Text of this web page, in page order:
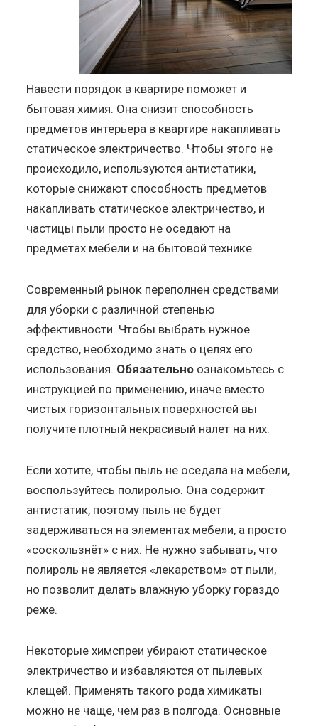
Навести порядок в квартире поможет и
бытовая химия. Она снизит способность
предметов интерьера в квартире накапливать
статическое электричество. Чтобы этого не
происходило, используются антистатики,
которые снижают способность предметов
накапливать статическое электричество, и
частицы пыли просто не оседают на
предметах мебели и на бытовой технике.
Современный рынок переполнен средствами
для уборки с различной степенью
эффективности. Чтобы выбрать нужное
средство, необходимо знать о целях его
использования. Обязательно ознакомьтесь с
инструкцией по применению, иначе вместо
чистых горизонтальных поверхностей вы
получите плотный некрасивый налет на них.
Если хотите, чтобы пыль не оседала на мебели,
воспользуйтесь полиролью. Она содержит
антистатик, поэтому пыль не будет
задерживаться на элементах мебели, а просто
«соскользнёт» с них. Не нужно забывать, что
полироль не является «лекарством» от пыли,
но позволит делать влажную уборку гораздо
реже.
Некоторые химспреи убирают статическое
электричество и избавляются от пылевых
клещей. Применять такого рода химикаты
можно не чаще, чем раз в полгода. Основные